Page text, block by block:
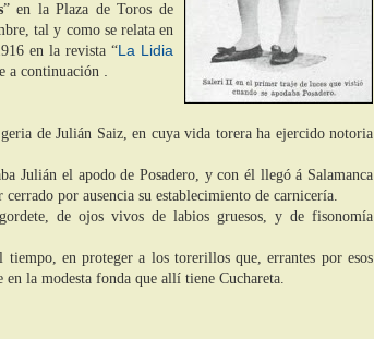
” en la Plaza de Toros de
tal y como se relata en
en la revista “La Lidia
a continuación
de Julián Saiz, en cuya vida torera ha ejercido notoria
Julián el apodo de Posadero, y con él llegó á Salamanca
por ausencia su establecimiento de carnicería.
de ojos vivos de labios gruesos, y de fisonomía
tiempo, en proteger a los torerillos que, errantes por esos
en la modesta fonda que allí tiene Cuchareta.